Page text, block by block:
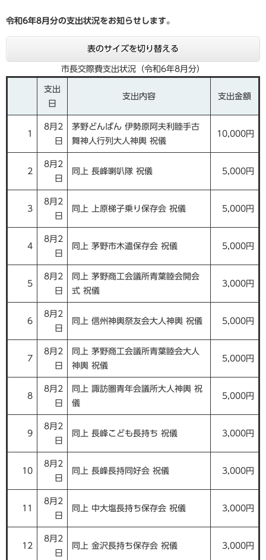
令和6年8月分の支出状況をお知らせします。
表のサイズを切り替える
市長交際費支出状況（令和6年8月分）
支出
日
支出内容 支出金額
1
8月2
日
茅野どんばん 伊勢原阿夫利睦手古
舞神人行列大人神輿 祝儀
10,000円
2
8月2
日
同上 長峰喇叭隊 祝儀 5,000円
3
8月2
日
同上 上原梯子乗り保存会 祝儀 5,000円
4
8月2
日
同上 茅野市木遣保存会 祝儀 5,000円
5
8月2
日
同上 茅野商工会議所青葉睦会開会
式 祝儀
3,000円
6
8月2
日
同上 信州神輿祭友会大人神輿 祝儀 5,000円
7
8月2
日
同上 茅野商工会議所青葉睦会大人
神輿 祝儀
5,000円
8
8月2
日
同上 諏訪圏青年会議所大人神輿 祝
儀
5,000円
9
8月2
日
同上 長峰こども長持ち 祝儀 3,000円
10
8月2
日
同上 長峰長持同好会 祝儀 3,000円
11
8月2
日
同上 中大塩長持ち保存会 祝儀 3,000円
12
8月2
日
同上 金沢長持ち保存会 祝儀 3,000円